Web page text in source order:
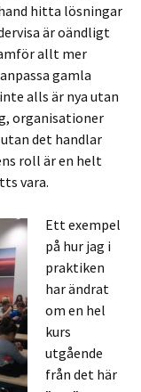
hitta lösningar
är oändligt
allt mer
gamla
alls är nya utan
organisationer
det handlar
roll är en helt
vara.
Ett exempel
på hur jag i
praktiken
har ändrat
om en hel
kurs
utgående
från det här